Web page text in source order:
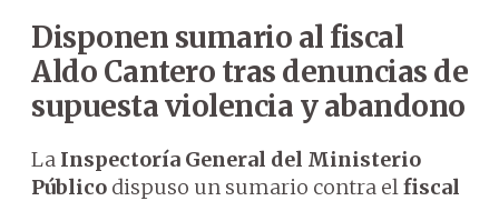
Disponen sumario al fiscal
Aldo Cantero tras denuncias de
supuesta violencia y abandono
La Inspectoría General del Ministerio
Público dispuso un sumario contra elfiscal